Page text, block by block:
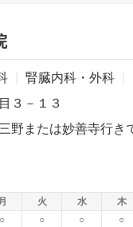
腎臓内科・外科
３－１３
月 火 水
木
○ ○ ○
○